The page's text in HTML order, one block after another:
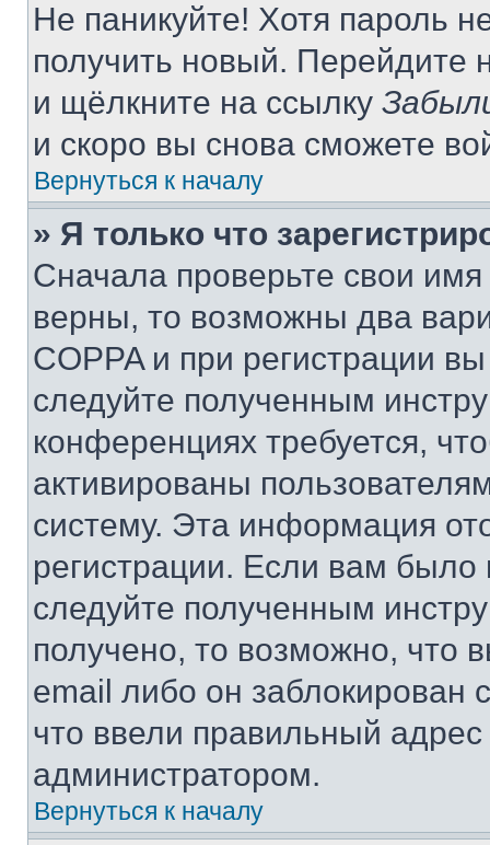
Не паникуйте! Хотя пароль
получить новый. Перейдите
и щёлкните на ссылку
и скоро вы снова сможете
Вернуться к началу
» Я только что
Сначала проверьте свои
верны, то возможны два
COPPA и при регистрации
следуйте полученным
конференциях требуется,
активированы
систему. Эта информация
регистрации. Если вам
следуйте полученным
получено, то возможно, что
email либо он
что ввели правильный адрес
администратором.
Вернуться к началу